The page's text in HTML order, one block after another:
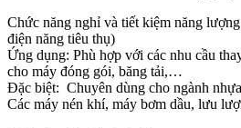
Chức năng nghỉ và tiết kiệm năng
điện năng tiêu thụ)
Ứng dụng: Phù hợp với các nhu cầu
cho máy đóng gói, băng tải,…
Đặc biệt: Chuyên dùng cho ngành
Các máy nén khí, máy bơm dầu, lưu